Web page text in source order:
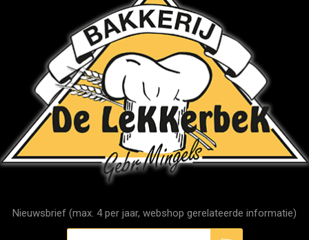
Nieuwsbrief (max. 4 per jaar, webshop gerelateerde informatie)